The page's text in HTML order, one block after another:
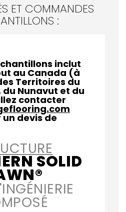
ET COMMANDES
:
inclut
au Canada (à
Territoires du
Nunavut et du
contacter
devis de
SOLID